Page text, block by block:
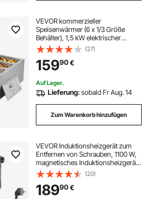
VEVOR kommerzieller
Speisenwärmer (6 x 1/3 Größe
Behälter), 1,5 kW elektrischer
Wärmebehälter aus Edelstahl mit
Abdeckung & Suppenkelle, Chafing
Dishes Set für Catering Restaurant
Party
(27)
15990€
Auf Lager.
Lieferung:sobald Fr Aug. 14
Zum Warenkorb hinzufügen
VEVOR Induktionsheizgerät zum
Entfernen von Schrauben, 1100 W,
magnetisches Induktionsheizgerät-
Set, Heizgerät zum Entfernen von
rostigen Schrauben, Autowerkstatt-
Reparaturwerkzeuge mit 10 Spulen
(20)
18990€